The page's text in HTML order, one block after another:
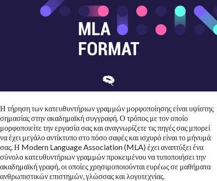
Η τήρηση των κατευθυντήριων γραμμών μορφοποίησης είναι υψίστης
σημασίας στην ακαδημαϊκή συγγραφή. Ο τρόπος με τον οποίο
μορφοποιείτε την εργασία σας και αναγνωρίζετε τις πηγές σας μπορεί
να έχει μεγάλο αντίκτυπο στο πόσο σαφές και ισχυρό είναι το μήνυμά
σας. Η Modern Language Association (MLA) έχει αναπτύξει ένα
σύνολο κατευθυντήριων γραμμών προκειμένου να τυποποιήσει την
ακαδημαϊκή γραφή, οι οποίες χρησιμοποιούνται ευρέως σε μαθήματα
ανθρωπιστικών επιστημών, γλώσσας και λογοτεχνίας.